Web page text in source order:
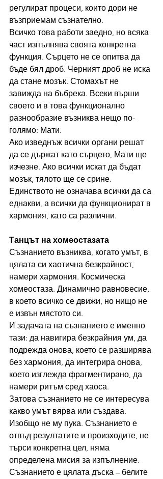
регулират процеси, които дори не
възприемам съзнателно.
Всичко това работи заедно, но всяка
част изпълнява своята конкретна
функция. Сърцето не се опитва да
бъде бял дроб. Черният дроб не иска
да стане мозък. Стомахът не
завижда на бъбрека. Всеки върши
своето и в това функционално
разнообразие възниква нещо по-
голямо: Мати.
Ако изведнъж всички органи решат
да се държат като сърцето, Мати ще
изчезне. Ако всички искат да бъдат
мозък, тялото ще се срине.
Единството не означава всички да са
еднакви, а всички да функционират в
хармония, като са различни.
Танцът на хомеостазата
Съзнанието възниква, когато умът, в
цялата си хаотична безкрайност,
намери хармония. Космическа
хомеостаза. Динамично равновесие,
в което всичко се движи, но нищо не
е извън мястото си.
И задачата на съзнанието е именно
тази: да навигира безкрайния ум, да
подрежда онова, което се разширява
без хармония, да интегрира онова,
което изглежда фрагментирано, да
намери ритъм сред хаоса.
Затова съзнанието не се интересува
какво умът вярва или създава.
Изобщо не му пука. Съзнанието е
отвъд резултатите и произходите, не
търси конкретна цел, няма
определена мисия за изпълнение.
Съзнанието е цялата дъска – белите